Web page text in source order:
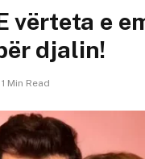
vërteta e
djalin!
1 Min Read